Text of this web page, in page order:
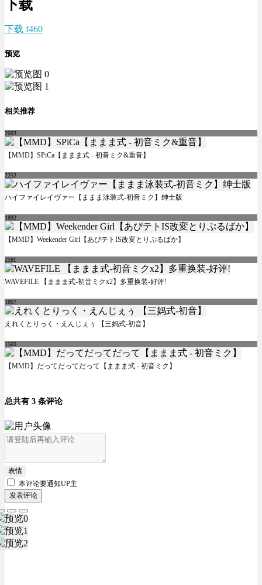
下载
下载 f460
预览
相关推荐
2003
【MMD】SPiCa【ままま式 - 初音ミク&重音】
2252
ハイファイレイヴァー【ままま泳装式-初音ミク】绅士版
1892
【MMD】Weekender Girl【あぴテトIS改変とりぷるばか】
2581
WAVEFILE 【ままま式-初音ミクx2】多重换装-好评!
1867
えれくとりっく・えんじぇぅ 【三妈式-初音】
1569
【MMD】だってだってだって【ままま式 - 初音ミク】
总共有 3 条评论
表情
本评论要通知UP主
发表评论